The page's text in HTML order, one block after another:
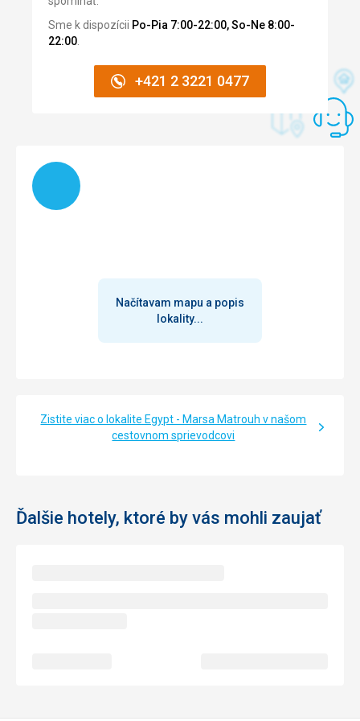
Služby
Super
Google Translate
Sme k dispozícii Po-Pia 7:00-22:00, So-Ne 8:00-
22:00
+421 2 3221 0477
Načítam
Načítavam mapu a popis
lokality...
Zistite viac o lokalite Egypt - Marsa Matrouh v našom
cestovnom sprievodcovi
Ďalšie hotely, ktoré by vás mohli zaujať